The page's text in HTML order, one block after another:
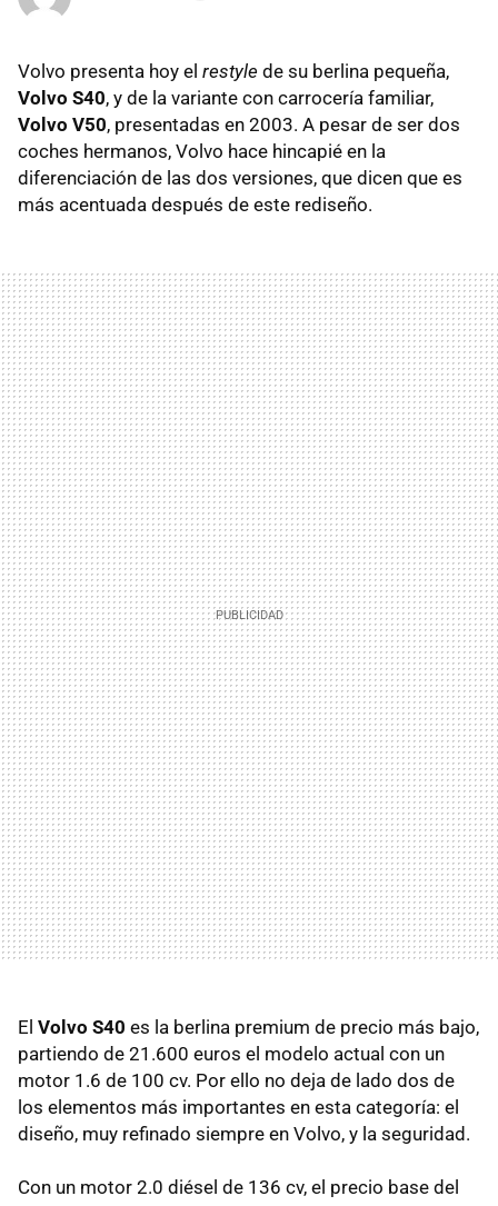
Volvo presenta hoy el restyle de su berlina pequeña,
Volvo S40, y de la variante con carrocería familiar,
Volvo V50, presentadas en 2003. A pesar de ser dos
coches hermanos, Volvo hace hincapié en la
diferenciación de las dos versiones, que dicen que es
más acentuada después de este rediseño.
El Volvo S40 es la berlina premium de precio más bajo,
partiendo de 21.600 euros el modelo actual con un
motor 1.6 de 100 cv. Por ello no deja de lado dos de
los elementos más importantes en esta categoría: el
diseño, muy refinado siempre en Volvo, y la seguridad.
Con un motor 2.0 diésel de 136 cv, el precio base del